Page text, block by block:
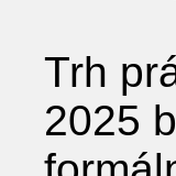
Trh
2025